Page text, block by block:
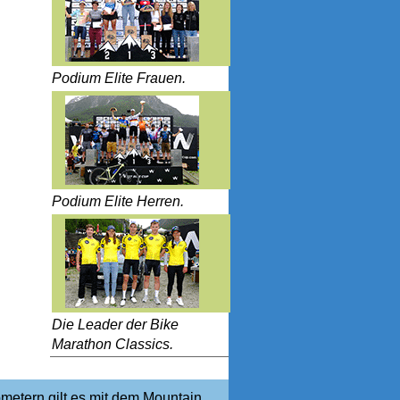
Podium Elite Frauen.
Podium Elite Herren.
Die Leader der Bike
Marathon Classics.